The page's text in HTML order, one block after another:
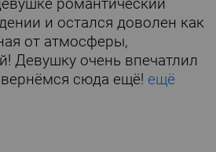
романтический
и остался доволен как
от атмосферы,
Девушку очень впечатлил
сюда ещё! ещё